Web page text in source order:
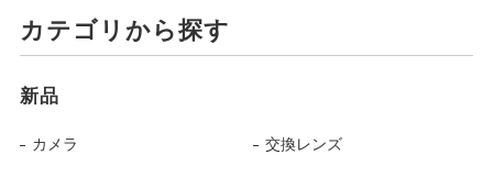
カテゴリから探す
新品
カメラ 交換レンズ